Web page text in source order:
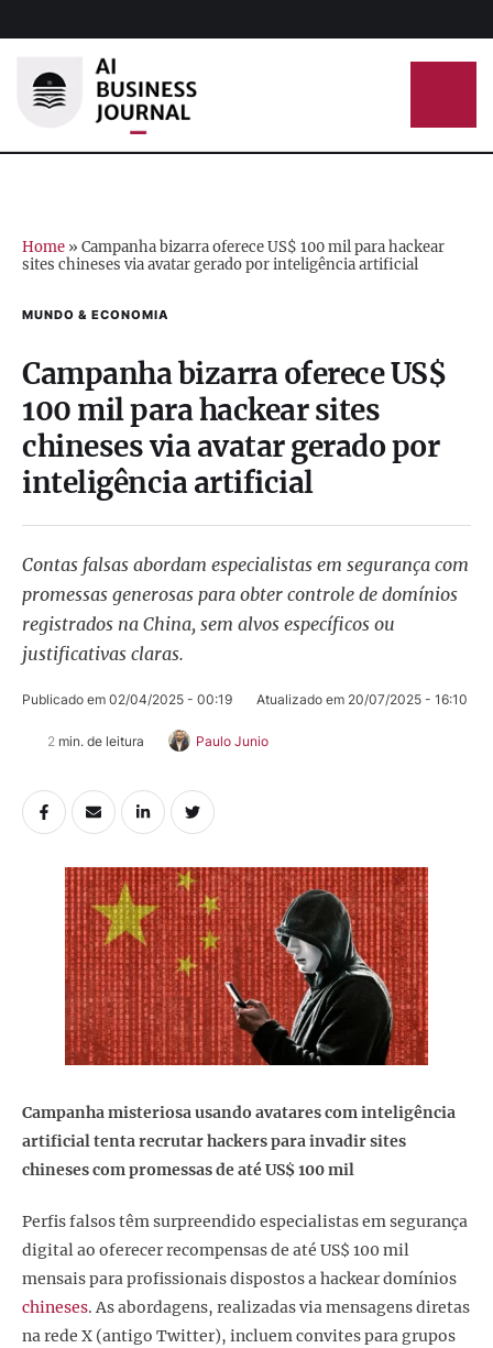
Home » Campanha bizarra oferece US$ 100 mil para hackear
sites chineses via avatar gerado por inteligência artificial
MUNDO & ECONOMIA
Campanha bizarra oferece US$
100 mil para hackear sites
chineses via avatar gerado por
inteligência artificial
Contas falsas abordam especialistas em segurança com
promessas generosas para obter controle de domínios
registrados na China, sem alvos específicos ou
justificativas claras.
Publicado em 02/04/2025 - 00:19 Atualizado em 20/07/2025 - 16:10
2 min. de leitura Paulo Junio
Campanha misteriosa usando avatares com inteligência
artificial tenta recrutar hackers para invadir sites
chineses com promessas de até US$ 100 mil
Perfis falsos têm surpreendido especialistas em segurança
digital ao oferecer recompensas de até US$ 100 mil
mensais para profissionais dispostos a hackear domínios
chineses. As abordagens, realizadas via mensagens diretas
na rede X (antigo Twitter), incluem convites para grupos